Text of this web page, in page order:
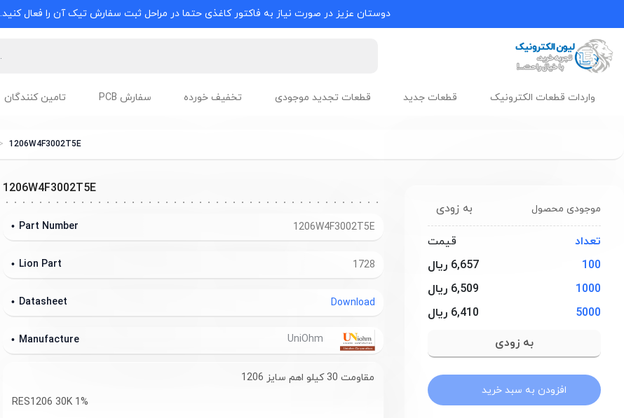
دوستان عزیز در صورت نیاز به فاکتور کاغذی حتما در مراحل ثبت سفارش تیک آن را فعال کنید.
واردات قطعات الکترونیک قطعات جدید قطعات تجدید موجودی تخفیف خورده سفارش PCB تامین کنندگان
1206W4F3002T5E
به زودی موجودی محصول
تعداد
قیمت
100
6,657 ریال
1000
6,509 ریال
5000
6,410 ریال
افزودن به سبد خرید
1206W4F3002T5E
1206W4F3002T5E
Part Number
1728
Lion Part
Download
Datasheet
Manufacture
مقاومت 30 کیلو اهم سایز 1206
RES1206 30K 1%